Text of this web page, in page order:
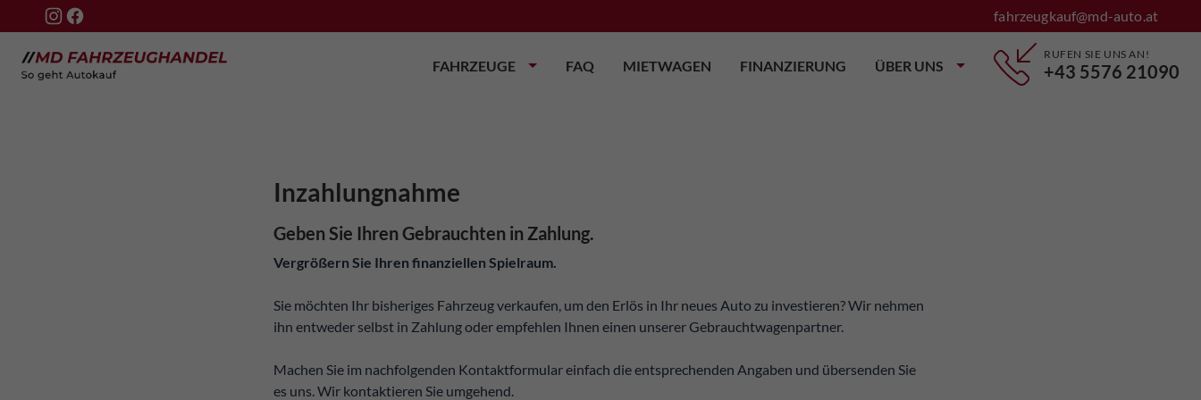
fahrzeugkauf@md-auto.at
FAHRZEUGE FAQ MIETWAGEN FINANZIERUNG ÜBER UNS
RUFEN SIE UNS AN!
+43 5576 21090
Inzahlungnahme
Geben Sie Ihren Gebrauchten in Zahlung.
Vergrößern Sie Ihren finanziellen Spielraum.
Sie möchten Ihr bisheriges Fahrzeug verkaufen, um den Erlös in Ihr neues Auto zu investieren? Wir nehmen
ihn entweder selbst in Zahlung oder empfehlen Ihnen einen unserer Gebrauchtwagenpartner.
Machen Sie im nachfolgenden Kontaktformular einfach die entsprechenden Angaben und übersenden Sie
es uns. Wir kontaktieren Sie umgehend.